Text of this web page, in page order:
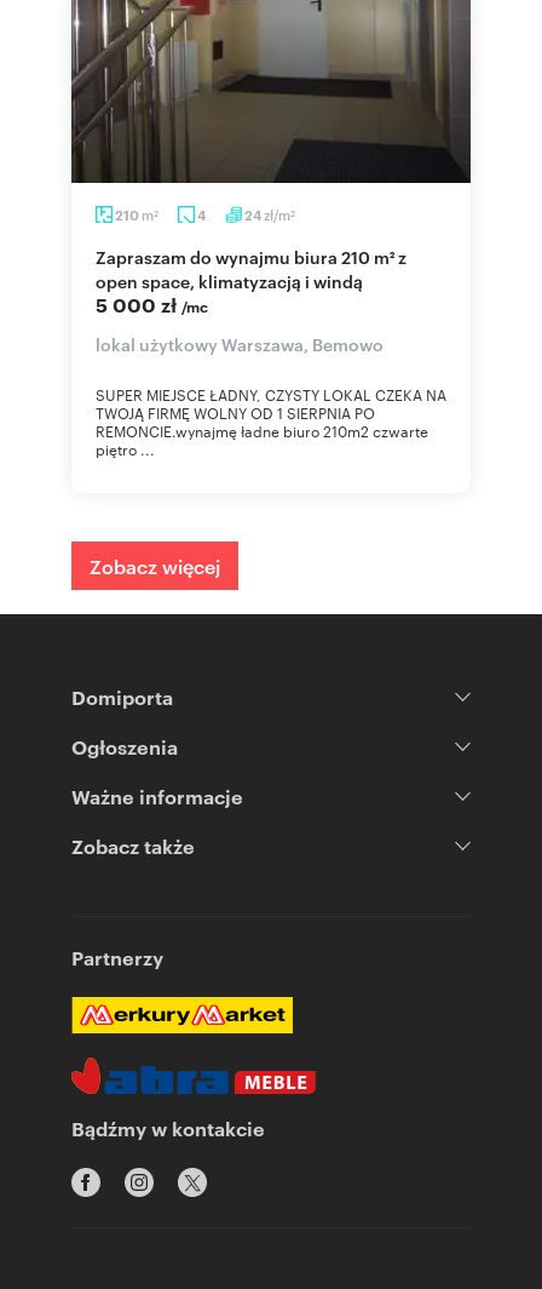
210 m2 4 24zł/m2
Zapraszam do wynajmu biura 210 m² z
open space, klimatyzacją i windą
5 000 zł /mc
lokal użytkowy Warszawa, Bemowo
SUPER MIEJSCE ŁADNY, CZYSTY LOKAL CZEKA NA
TWOJĄ FIRMĘ WOLNY OD 1 SIERPNIA PO
REMONCIE.wynajmę ładne biuro 210m2 czwarte
piętro ...
Zobacz więcej
Domiporta
Ogłoszenia
Ważne informacje
Zobacz także
Partnerzy
Bądźmy w kontakcie